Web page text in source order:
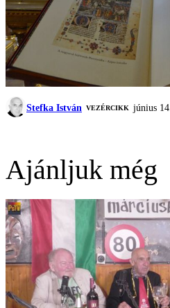
Stefka István VEZÉRCIKK június 14.
Ajánljuk még